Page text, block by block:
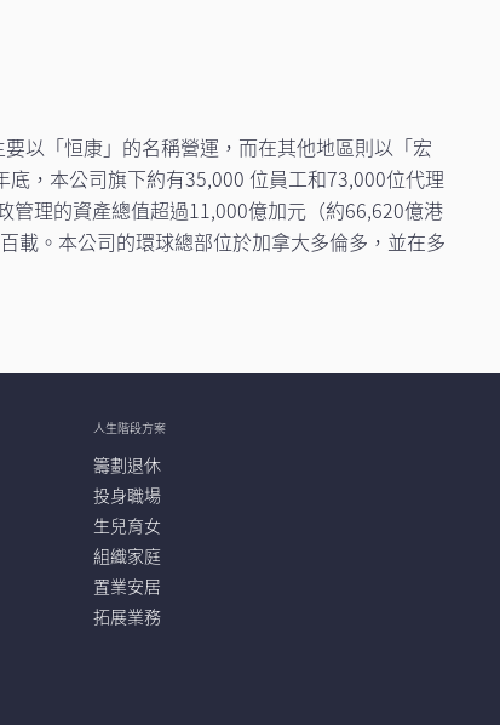
以「恒康」的名稱營運，而在其他地區則以「宏
，本公司旗下約有35,000 位員工和73,000位代理
理的資產總值超過11,000億加元（約66,620億港
載。本公司的環球總部位於加拿大多倫多，並在多
人生階段方案
籌劃退休
投身職場
生兒育女
組織家庭
置業安居
拓展業務